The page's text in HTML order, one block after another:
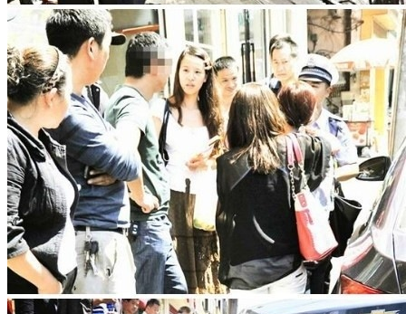
前言 相信能来到这里的，大家对戴璐网红大美女，身兼副局
长，这样种种诱惑人的标签，大家都已经熟知了，而且民间也
造出了不 ...
暂无评论
发表评论
您的电子邮件地址不会被公开， 必填项已用 *标注。